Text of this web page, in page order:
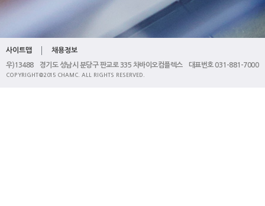
사이트맵 채용정보
우)13488 경기도 성남시 분당구 판교로 335 차바이오컴플렉스 대표번호 031-881-7000
COPYRIGHT@2015 CHAMC. ALL RIGHTS RESERVED.